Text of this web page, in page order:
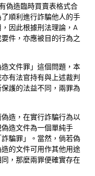
偽造臨時買賣表格式合
順利進行詐騙他人的手
因此根據刑法理論，A
件，亦應被目的行為之
文件罪」這個問題，本
有法官持有與上述裁判
護的法益不同，兩罪為
造，在實行詐騙行為以
造文件為一個單純手
騙罪」。當然，倘若偽
的文件可用作其他用途
，那麼兩罪便確實存在